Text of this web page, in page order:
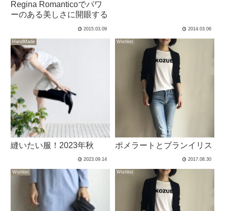
Regina Romanticoでパワ
ーのある美しさに開眼する
2015.03.09 2014.03.06
HandMade
縫いたい服！2023年秋
2023.09.14
Wishlist
ポメラートとブランイリス
2017.08.30
Wishlist Wishlist